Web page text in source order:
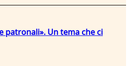
patronali». Un tema che ci